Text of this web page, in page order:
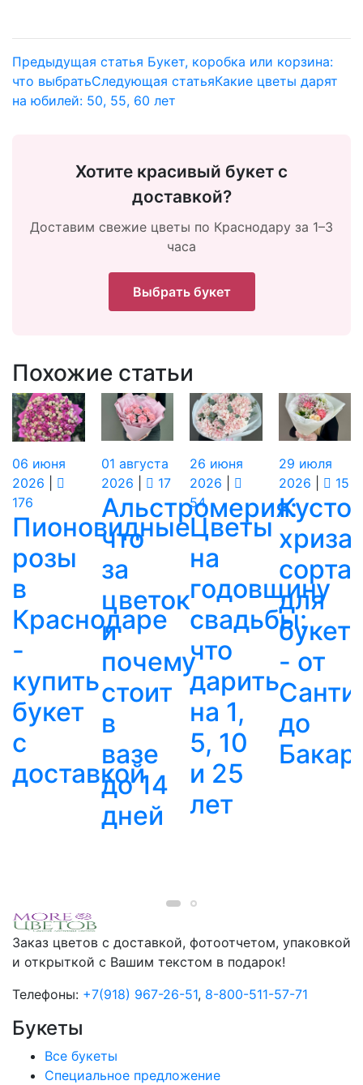
Предыдущая статья Букет, коробка или корзина:
что выбратьСледующая статьяКакие цветы дарят
на юбилей: 50, 55, 60 лет
Хотите красивый букет с
доставкой?
Доставим свежие цветы по Краснодару за 1–3
часа
Выбрать букет
Похожие статьи
06 июня
2026
176
Пионовидные
розы
в
Краснодаре
-
купить
букет
с
доставкой
01 августа
2026
17
Альстромерия:
что
за
цветок
и
почему
стоит
в
вазе
до 14
дней
26 июня
2026
54
Цветы
на
годовщину
свадьбы:
что
дарить
на 1,
5, 10
и 25
лет
29 июля
2026
15
сорта
для
- от
до
Заказ цветов с доставкой, фотоотчетом, упаковкой
и открыткой с Вашим текстом в подарок!
Телефоны: +7(918) 967-26-51, 8-800-511-57-71
Букеты
Все букеты
Cпециальное предложение